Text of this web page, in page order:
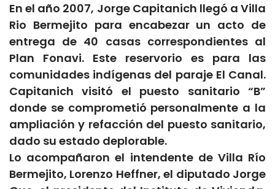
En el año 2007, Jorge Capitanich llegó a Villa
Rio Bermejito para encabezar un acto de
entrega de 40 casas correspondientes al
Plan Fonavi. Este reservorio es para las
comunidades indígenas del paraje El Canal.
Capitanich visitó el puesto sanitario “B”
donde se comprometió personalmente a la
ampliación y refacción del puesto sanitario,
dado su estado deplorable.
Lo acompañaron el intendente de Villa Río
Bermejito, Lorenzo Heffner, el diputado Jorge